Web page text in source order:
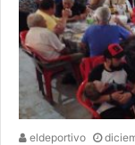
eldeportivo